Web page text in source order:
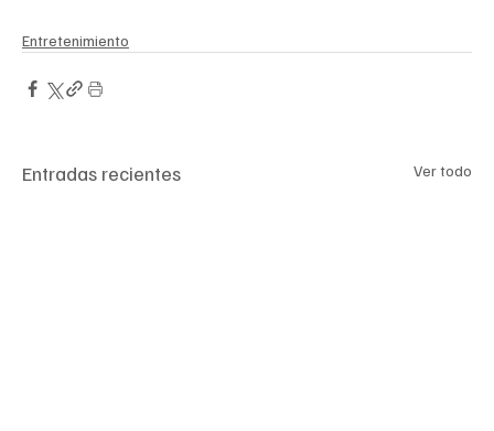
Entretenimiento
Entradas recientes Ver todo